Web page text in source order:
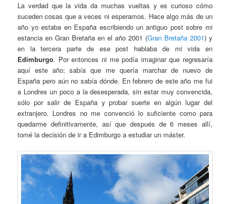
La verdad que la vida da muchas vueltas y es curioso cómo
suceden cosas que a veces ni esperamos. Hace algo más de un
año yo estaba en España escribiendo un antiguo post sobre mi
estancia en Gran Bretaña en el año 2001 (Gran Bretaña 2001) y
en la tercera parte de ese post hablaba de mi vida en
Edimburgo. Por entonces ni me podía imaginar que regresaría
aquí este año; sabía que me quería marchar de nuevo de
España pero aún no sabía dónde. En febrero de este año me fui
a Londres un poco a la desesperada, sin estar muy convencida,
sólo por salir de España y probar suerte en algún lugar del
extranjero. Londres no me convenció lo suficiente como para
quedarme definitivamente, así que después de 6 meses allí,
tomé la decisión de ir a Edimburgo a estudiar un máster.